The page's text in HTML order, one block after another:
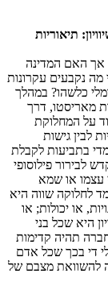
תיאוריות
אך האם המדינה
מה נקבעים עקרונות
כלשהו? במהלך
מאריסטו, דרך
על המחלוקת
לבין גישות
בתביעות לקבלת
לבירור פילוסופי
עצמו או שמא
לחלוקה שווה היא
או יכולות; או
היא שכל בני
תהיה קדימות
די בכך שכל אדם
להשוואת מצבם של